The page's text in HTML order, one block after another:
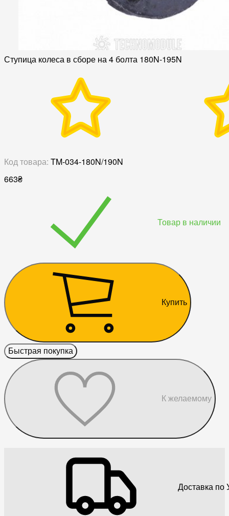
Ступица колеса в сборе на 4 болта 180N-195N
Код товара: TM-034-180N/190N
663₴
Товар в наличии
Купить
Быстрая покупка
К желаемому
Доставка по